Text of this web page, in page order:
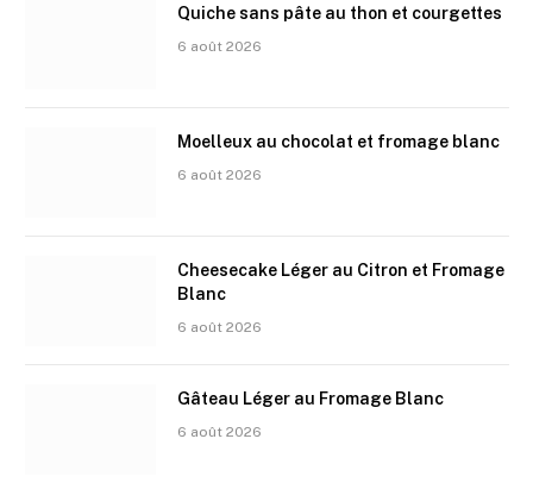
Quiche sans pâte au thon et courgettes
6 août 2026
Moelleux au chocolat et fromage blanc
6 août 2026
Cheesecake Léger au Citron et Fromage
Blanc
6 août 2026
Gâteau Léger au Fromage Blanc
6 août 2026